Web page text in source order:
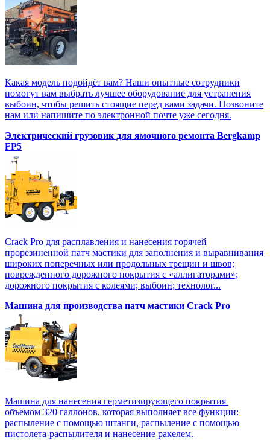
Какая модель подойдёт вам? Наши опытные сотрудники
помогут вам выбрать лучшее оборудование для устранения
выбоин, чтобы решить стоящие перед вами задачи. Позвоните
нам или напишите по электронной почте уже сегодня.
Электрический грузовик для ямочного ремонта Bergkamp
FP5
Crack Pro для расплавления и нанесения горячей
прорезиненной патч мастики для заполнения и выравнивания
широких поперечных или продольных трещин и швов;
поврежденного дорожного покрытия с «аллигаторами»;
дорожного покрытия с колеями; выбоин; технолог...
Машина для производства патч мастики Crack Pro
Машина для нанесения герметизирующего покрытия
объемом 320 галлонов, которая выполняет все функции:
распыление с помощью штанги, распыление с помощью
пистолета-распылителя и нанесение ракелем.